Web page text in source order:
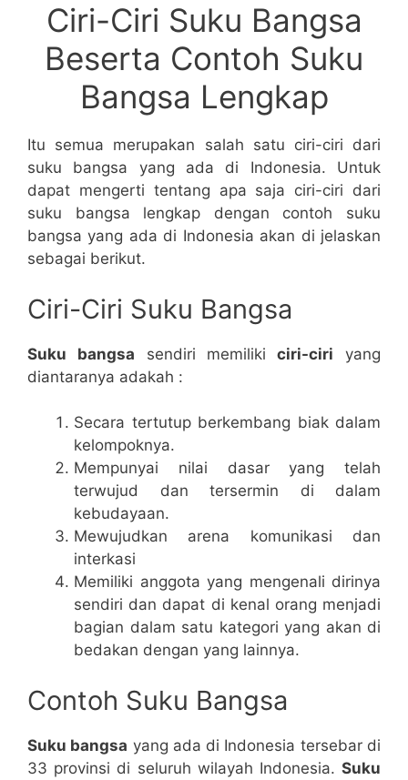
Ciri-Ciri Suku Bangsa
Beserta Contoh Suku
Bangsa Lengkap
Itu semua merupakan salah satu ciri-ciri dari
suku bangsa yang ada di Indonesia. Untuk
dapat mengerti tentang apa saja ciri-ciri dari
suku bangsa lengkap dengan contoh suku
bangsa yang ada di Indonesia akan di jelaskan
sebagai berikut.
Ciri-Ciri Suku Bangsa
Suku bangsa sendiri memiliki ciri-ciri yang
diantaranya adakah :
Secara tertutup berkembang biak dalam
kelompoknya.
Mempunyai nilai dasar yang telah
terwujud dan tersermin di dalam
kebudayaan.
Mewujudkan arena komunikasi dan
interkasi
Memiliki anggota yang mengenali dirinya
sendiri dan dapat di kenal orang menjadi
bagian dalam satu kategori yang akan di
bedakan dengan yang lainnya.
Contoh Suku Bangsa
Suku bangsa yang ada di Indonesia tersebar di
33 provinsi di seluruh wilayah Indonesia. Suku